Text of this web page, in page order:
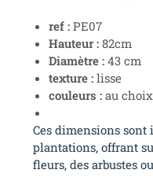
ref : PE07
Hauteur : 82cm
Diamètre : 43 cm
texture : lisse
couleurs : au choix
Ces dimensions sont
plantations, offrant
fleurs, des arbustes